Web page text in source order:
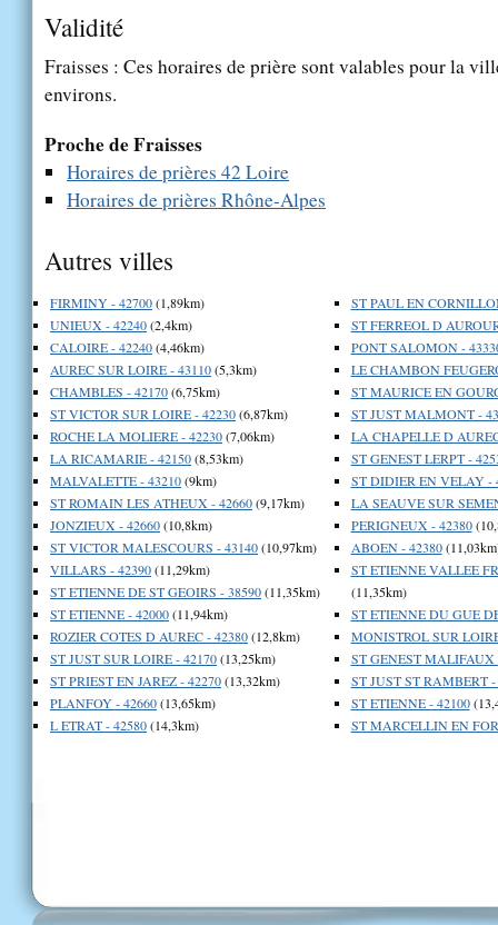
Validité
Fraisses : Ces horaires de prière sont valables pour la
environs.
Proche de Fraisses
Horaires de prières 42 Loire
Horaires de prières Rhône-Alpes
Autres villes
FIRMINY - 42700(1,89km)
UNIEUX - 42240(2,4km)
CALOIRE - 42240(4,46km)
AUREC SUR LOIRE - 43110(5,3km)
CHAMBLES - 42170(6,75km)
ST VICTOR SUR LOIRE - 42230(6,87km)
ROCHE LA MOLIERE - 42230(7,06km)
LA RICAMARIE - 42150(8,53km)
MALVALETTE - 43210(9km)
ST ROMAIN LES ATHEUX - 42660(9,17km)
JONZIEUX - 42660(10,8km)
ST VICTOR MALESCOURS - 43140(10,97km)
VILLARS - 42390(11,29km)
ST ETIENNE DE ST GEOIRS - 38590(11,35km)
ST ETIENNE - 42000(11,94km)
ROZIER COTES D AUREC - 42380(12,8km)
ST JUST SUR LOIRE - 42170(13,25km)
ST PRIEST EN JAREZ - 42270(13,32km)
PLANFOY - 42660(13,65km)
L ETRAT - 42580(14,3km)
ST PAUL EN
ST FERREOL D
PONT SALOMON -
LE CHAMBON
ST MAURICE EN
ST JUST MALMONT -
LA CHAPELLE D
ST GENEST LERPT -
ST DIDIER EN VELAY -
LA SEAUVE SUR
PERIGNEUX - 42380
ABOEN - 42380
ST ETIENNE VALLEE
(11,35km)
ST ETIENNE DU GUE
MONISTROL SUR
ST GENEST MALIFAUX
ST JUST ST RAMBERT -
ST ETIENNE - 42100
ST MARCELLIN EN